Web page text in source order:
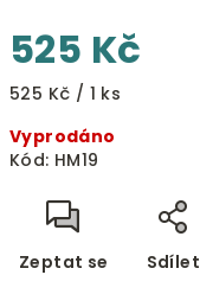
525 Kč
Měrná
525 Kč / 1 ks
Vyprodáno
Kód: HM19
Zeptat se Sdílet